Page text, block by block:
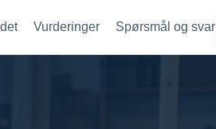
Vurderinger Spørsmål og svar